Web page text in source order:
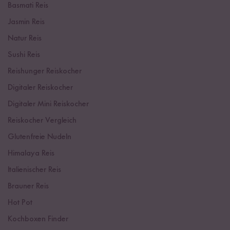
Basmati Reis
Jasmin Reis
Natur Reis
Sushi Reis
Reishunger Reiskocher
Digitaler Reiskocher
Digitaler Mini Reiskocher
Reiskocher Vergleich
Glutenfreie Nudeln
Himalaya Reis
Italienischer Reis
Brauner Reis
Hot Pot
Kochboxen Finder